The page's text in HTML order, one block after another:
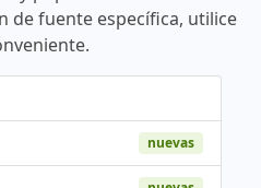
de fuente específica, utilice
nuevas